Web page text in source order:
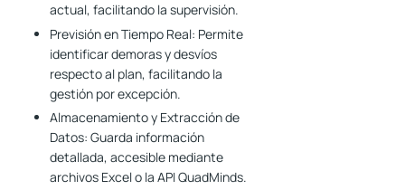
actual, facilitando la supervisión.
Previsión en Tiempo Real: Permite
identificar demoras y desvíos
respecto al plan, facilitando la
gestión por excepción.
Almacenamiento y Extracción de
Datos: Guarda información
detallada, accesible mediante
archivos Excel o la API QuadMinds.